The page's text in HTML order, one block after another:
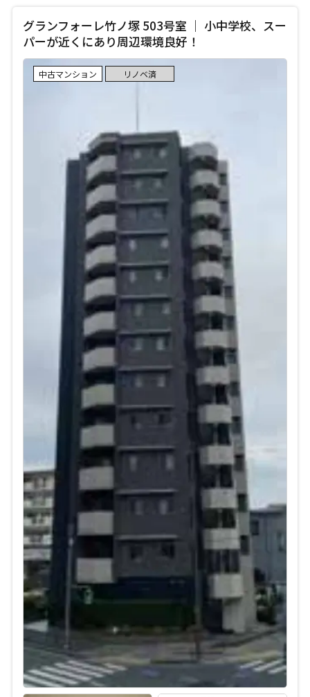
グランフォーレ竹ノ塚 503号室 ｜ 小中学校、スー
パーが近くにあり周辺環境良好！
中古マンション リノベ済